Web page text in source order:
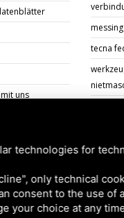
uns
tecna
| P.Iva 00824841209 |
technologies for
only technical
consent to the use
your choice at any